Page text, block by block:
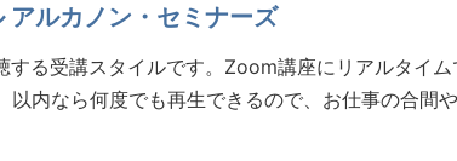
ルカノン・セミナーズ
する受講スタイルです。Zoom講座にリアルタイ
内なら何度でも再生できるので、お仕事の合間